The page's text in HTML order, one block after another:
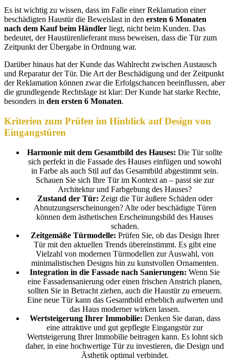
Es ist wichtig zu wissen, dass im Falle einer Reklamation einer
beschädigten Haustür die Beweislast in den ersten 6 Monaten
nach dem Kauf beim Händler liegt, nicht beim Kunden. Das
bedeutet, der Haustürenlieferant muss beweisen, dass die Tür zum
Zeitpunkt der Übergabe in Ordnung war.
Darüber hinaus hat der Kunde das Wahlrecht zwischen Austausch
und Reparatur der Tür. Die Art der Beschädigung und der Zeitpunkt
der Reklamation können zwar die Erfolgschancen beeinflussen, aber
die grundlegende Rechtslage ist klar: Der Kunde hat starke Rechte,
besonders in den ersten 6 Monaten.
Kriterien zum Prüfen im Hinblick auf Design von
Eingangstüren
Harmonie mit dem Gesamtbild des Hauses: Die Tür sollte
sich perfekt in die Fassade des Hauses einfügen und sowohl
in Farbe als auch Stil auf das Gesamtbild abgestimmt sein.
Schauen Sie sich Ihre Tür im Kontext an – passt sie zur
Architektur und Farbgebung des Hauses?
Zustand der Tür: Zeigt die Tür äußere Schäden oder
Abnutzungserscheinungen? Alte oder beschädigte Türen
können dem ästhetischen Erscheinungsbild des Hauses
schaden.
Zeitgemäße Türmodelle: Prüfen Sie, ob das Design Ihrer
Tür mit den aktuellen Trends übereinstimmt. Es gibt eine
Vielzahl von modernen Türmodellen zur Auswahl, von
minimalistischen Designs hin zu kunstvollen Ornamenten.
Integration in die Fassade nach Sanierungen: Wenn Sie
eine Fassadensanierung oder einen frischen Anstrich planen,
sollten Sie in Betracht ziehen, auch die Haustür zu erneuern.
Eine neue Tür kann das Gesamtbild erheblich aufwerten und
das Haus moderner wirken lassen.
Wertsteigerung Ihrer Immobilie: Denken Sie daran, dass
eine attraktive und gut gepflegte Eingangstür zur
Wertsteigerung Ihrer Immobilie beitragen kann. Es lohnt sich
daher, in eine hochwertige Tür zu investieren, die Design und
Ästhetik optimal verbindet.